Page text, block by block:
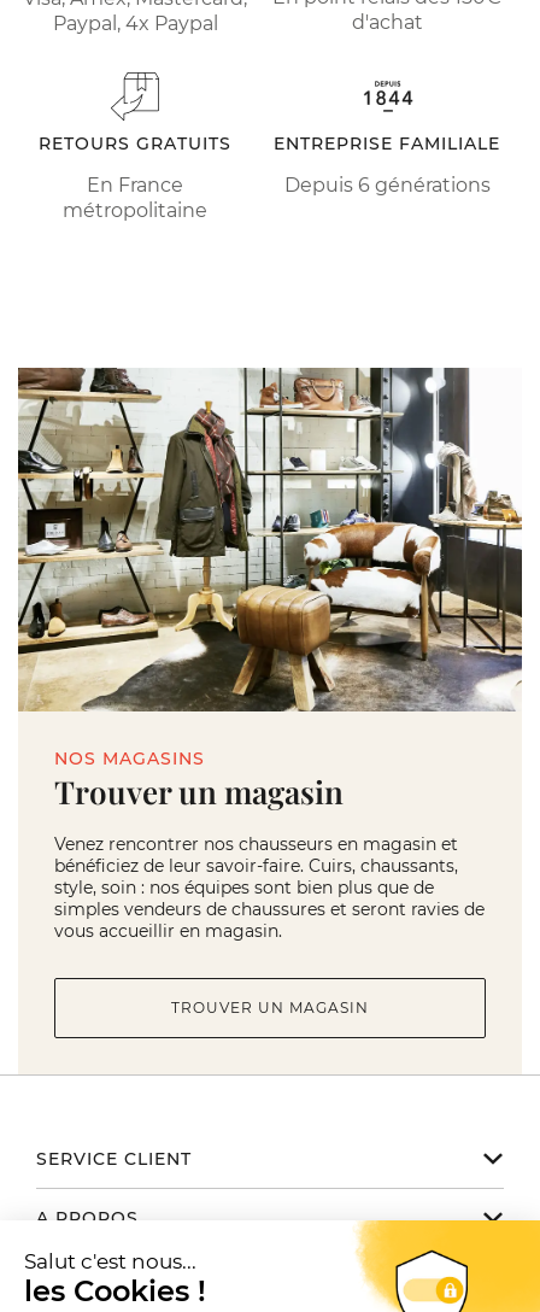
Paypal, 4x Paypal
d'achat
RETOURS GRATUITS
En France
métropolitaine
ENTREPRISE FAMILIALE
Depuis 6 générations
NOS MAGASINS
Trouver un magasin
Venez rencontrer nos chausseurs en magasin et
bénéficiez de leur savoir-faire. Cuirs, chaussants,
style, soin : nos équipes sont bien plus que de
simples vendeurs de chaussures et seront ravies de
vous accueillir en magasin.
TROUVER UN MAGASIN
SERVICE CLIENT
de 9h à 17h du lundi au vendredi
Email serviceclient@manbow.fr
Téléphone01 78 35 10 20
A PROPOS
Nos engagements
NOUS TROUVER / CONTACTER